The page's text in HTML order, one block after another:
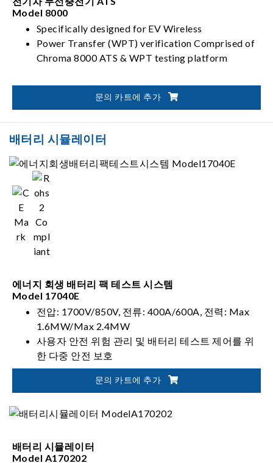
Model 8000
Specifically designed for EV Wireless
Power Transfer (WPT) verification Comprised of
Chroma 8000 ATS & WPT testing platform
문의 카트에 추가
배터리 시뮬레이터
에너지 회생 배터리 팩 테스트 시스템
Model 17040E
전압: 1700V/850V, 전류: 400A/600A, 전력: Max
1.6MW/Max 2.4MW
사용자 안전 위험 관리 및 배터리 테스트 제어를 위
한 다중 안전 보호
자동화된 배터리 검증 솔루션을 위한 유연한 통합
문의 카트에 추가
배터리 시뮬레이터
Model A170202